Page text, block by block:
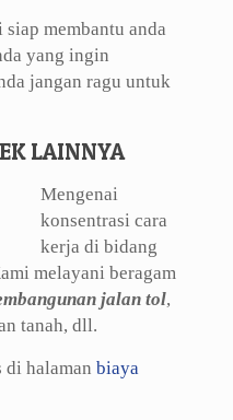
siap membantu anda
yang ingin
jangan ragu untuk
LAINNYA
Mengenai
konsentrasi cara
kerja di bidang
melayani beragam
jalan tol,
tanah, dll.
di halaman biaya